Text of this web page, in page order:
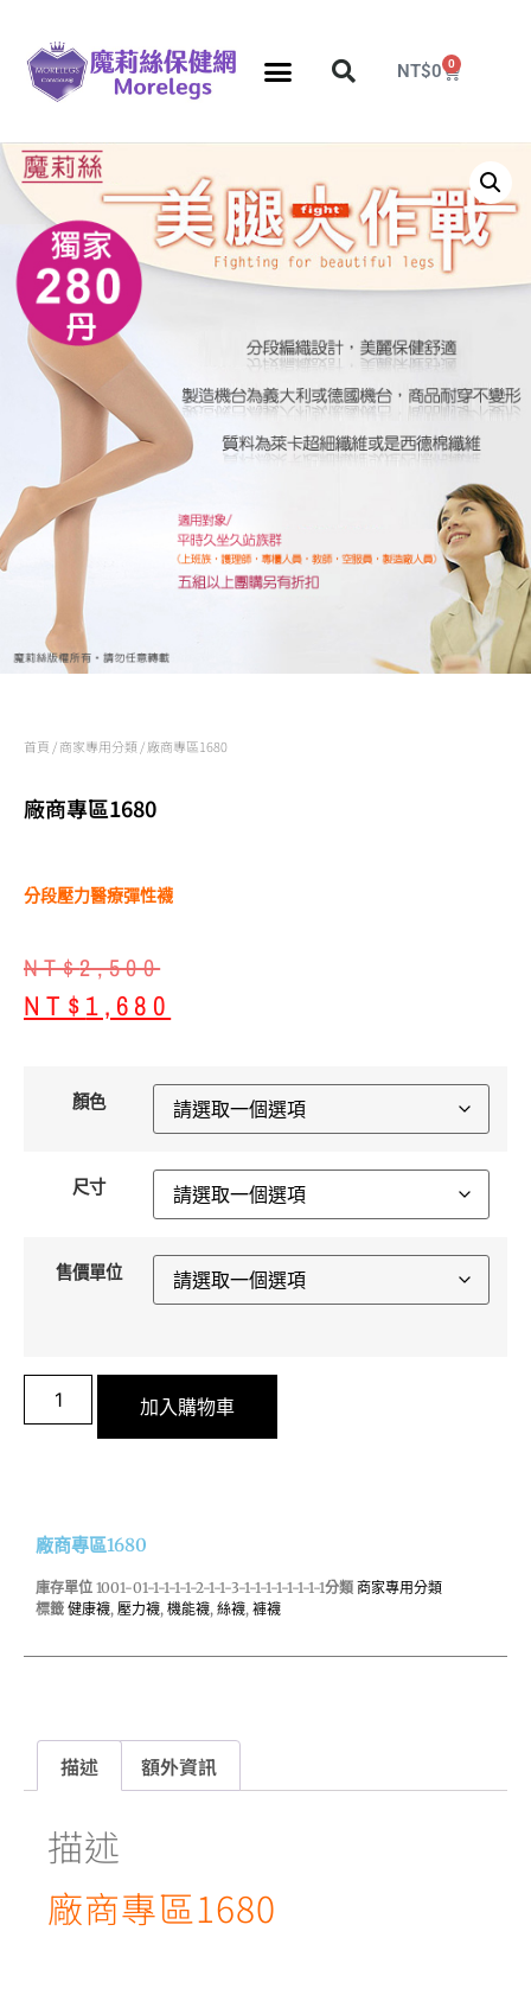
NT$0 0
首頁 /商家專用分類/ 廠商專區1680
廠商專區1680
分段壓力醫療彈性襪
NT$2,500
NT$1,680
顏色
尺寸
售價單位
加入購物車
廠商專區1680
庫存單位 1001-01-1-1-1-1-2-1-1-3-1-1-1-1-1-1-1-1分類 商家專用分類
標籤 健康襪, 壓力襪, 機能襪, 絲襪, 褲襪
描述 額外資訊
描述
廠商專區1680